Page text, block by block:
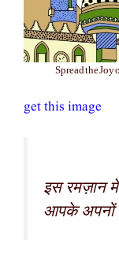
Spread the Joy
get this image
इस रमज़ान
आपके अपनों